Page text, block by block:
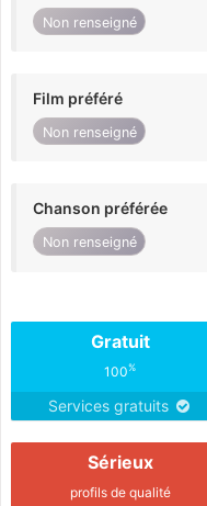
Non renseigné
Film préféré
Non renseigné
Chanson préférée
Non renseigné
Gratuit
100%
Services gratuits
Sérieux
profils de qualité